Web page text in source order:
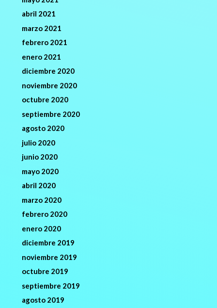
abril 2021
marzo 2021
febrero 2021
enero 2021
diciembre 2020
noviembre 2020
octubre 2020
septiembre 2020
agosto 2020
julio 2020
junio 2020
mayo 2020
abril 2020
marzo 2020
febrero 2020
enero 2020
diciembre 2019
noviembre 2019
octubre 2019
septiembre 2019
agosto 2019